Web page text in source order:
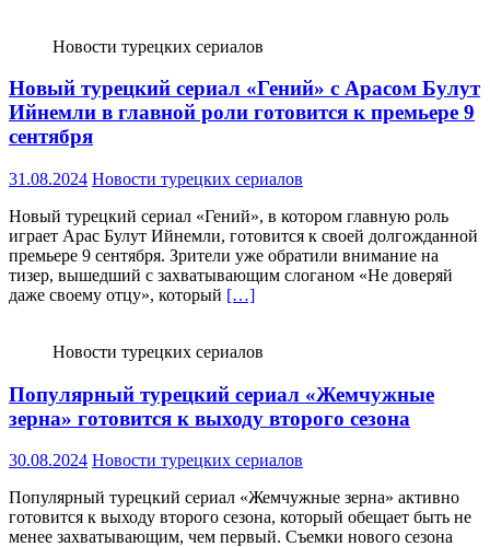
Новости турецких сериалов
Новый турецкий сериал «Гений» с Арасом Булут
Ийнемли в главной роли готовится к премьере 9
сентября
31.08.2024 Новости турецких сериалов
Новый турецкий сериал «Гений», в котором главную роль
играет Арас Булут Ийнемли, готовится к своей долгожданной
премьере 9 сентября. Зрители уже обратили внимание на
тизер, вышедший с захватывающим слоганом «Не доверяй
даже своему отцу», который […]
Новости турецких сериалов
Популярный турецкий сериал «Жемчужные
зерна» готовится к выходу второго сезона
30.08.2024 Новости турецких сериалов
Популярный турецкий сериал «Жемчужные зерна» активно
готовится к выходу второго сезона, который обещает быть не
менее захватывающим, чем первый. Съемки нового сезона